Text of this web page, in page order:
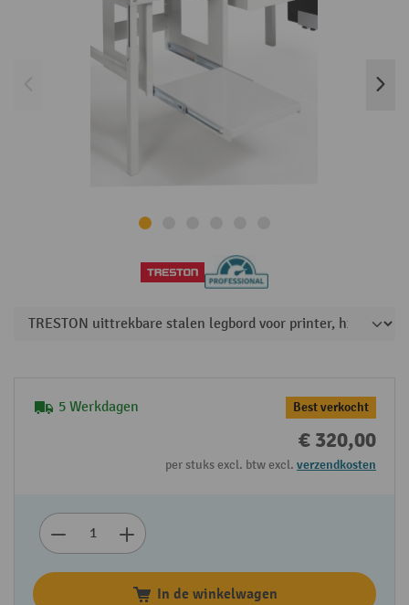
5 Werkdagen Best verkocht
€ 320,00
per stuks excl. btw excl. verzendkosten
In de winkelwagen